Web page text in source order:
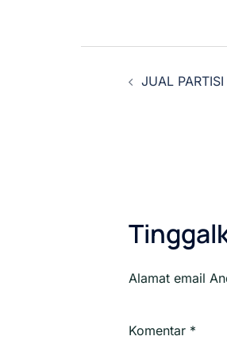
Navigasi
JUAL
Alamat email
Komentar *